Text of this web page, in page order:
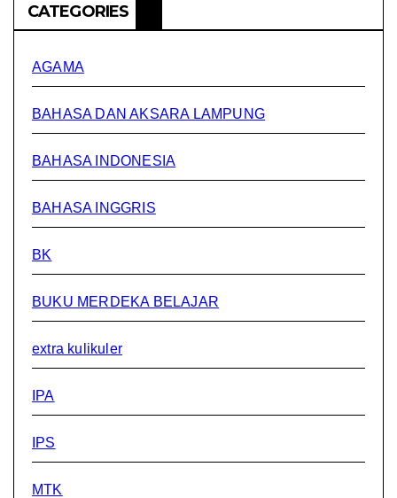
CATEGORIES
AGAMA
BAHASA DAN AKSARA LAMPUNG
BAHASA INDONESIA
BAHASA INGGRIS
BK
BUKU MERDEKA BELAJAR
extra kulikuler
IPA
IPS
MTK